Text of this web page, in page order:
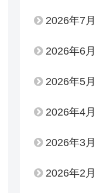
2026年7月
2026年6月
2026年5月
2026年4月
2026年3月
2026年2月